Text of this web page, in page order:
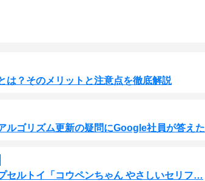
は？そのメリットと注意点を徹底解説
ルゴリズム更新の疑問にGoogle社員が答えた
セルトイ「コウペンちゃん やさしいセリフ…